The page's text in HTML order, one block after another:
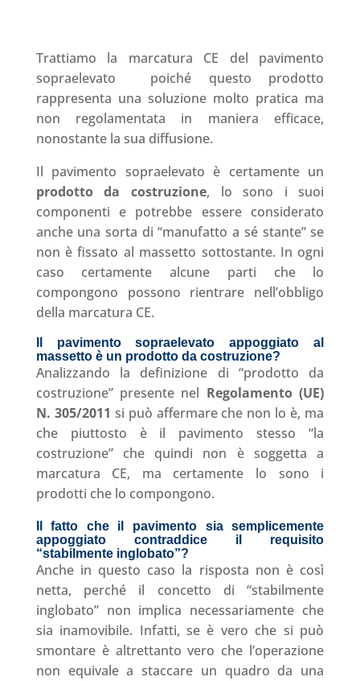
Trattiamo la marcatura CE del pavimento
sopraelevato poiché questo prodotto
rappresenta una soluzione molto pratica ma
non regolamentata in maniera efficace,
nonostante la sua diffusione.
Il pavimento sopraelevato è certamente un
prodotto da costruzione, lo sono i suoi
componenti e potrebbe essere considerato
anche una sorta di “manufatto a sé stante” se
non è fissato al massetto sottostante. In ogni
caso certamente alcune parti che lo
compongono possono rientrare nell’obbligo
della marcatura CE.
Il pavimento sopraelevato appoggiato al
massetto è un prodotto da costruzione?
Analizzando la definizione di “prodotto da
costruzione” presente nel Regolamento (UE)
N. 305/2011 si può affermare che non lo è, ma
che piuttosto è il pavimento stesso “la
costruzione” che quindi non è soggetta a
marcatura CE, ma certamente lo sono i
prodotti che lo compongono.
Il fatto che il pavimento sia semplicemente
appoggiato contraddice il requisito
“stabilmente inglobato”?
Anche in questo caso la risposta non è così
netta, perché il concetto di “stabilmente
inglobato” non implica necessariamente che
sia inamovibile. Infatti, se è vero che si può
smontare è altrettanto vero che l’operazione
non equivale a staccare un quadro da una